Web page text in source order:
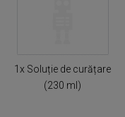
1x Soluție de curățare
(230 ml)